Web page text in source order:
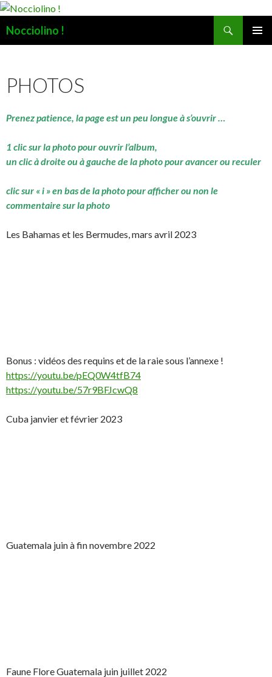
Nocciolino !
PHOTOS
Prenez patience, la page est un peu longue à s’ouvrir …
1 clic sur la photo pour ouvrir l’album,
un clic à droite ou à gauche de la photo pour avancer ou reculer
clic sur « i » en bas de la photo pour afficher ou non le
commentaire sur la photo
Les Bahamas et les Bermudes, mars avril 2023
Bonus : vidéos des requins et de la raie sous l’annexe !
https://youtu.be/pEQ0W4tfB74
https://youtu.be/57r9BFJcwQ8
Cuba janvier et février 2023
Guatemala juin à fin novembre 2022
Faune Flore Guatemala juin juillet 2022